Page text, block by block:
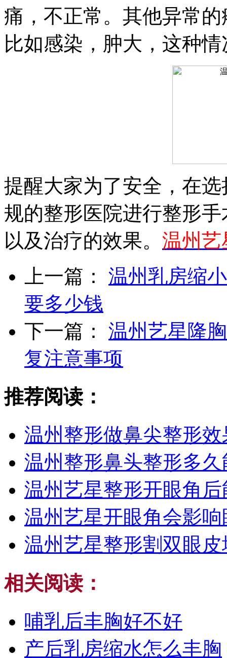
痛，不正常。其他异常
比如感染，肿大，这种
提醒大家为了安全，在
规的整形医院进行整形
以及治疗的效果。 温州艺
上一篇：
温州乳房缩
要多少钱
下一篇：
温州艺星隆
复注意事项
推荐阅读：
温州整形做鼻尖整形
温州整形鼻头整形多
温州艺星整形开眼角
温州艺星开眼角会影
温州艺星整形割双眼
相关阅读：
哺乳后丰胸好不好
产后乳房缩水怎么丰胸